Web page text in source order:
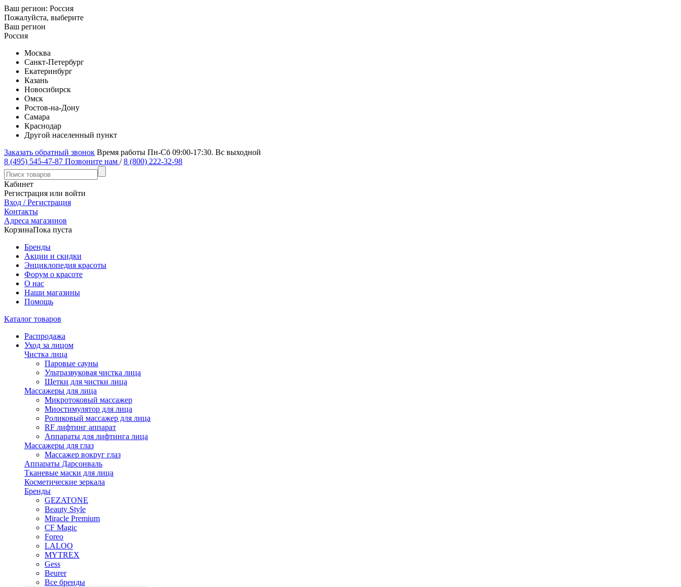
Ваш регион: Россия
Пожалуйста, выберите
Ваш регион
Россия
Москва
Санкт-Петербург
Екатеринбург
Казань
Новосибирск
Омск
Ростов-на-Дону
Самара
Краснодар
Другой населенный пункт
Заказать обратный звонок Время работы Пн-Сб 09:00-17:30. Вс выходной
8 (495) 545-47-87 Позвоните нам / 8 (800) 222-32-98
Кабинет
Регистрация или войти
Вход / Регистрация
Контакты
Адреса магазинов
КорзинаПока пуста
Бренды
Акции и скидки
Энциклопедия красоты
Форум о красоте
О нас
Наши магазины
Помощь
Каталог товаров
Распродажа
Уход за лицом
Чистка лица
Паровые сауны
Ультразвуковая чистка лица
Щетки для чистки лица
Массажеры для лица
Микротоковый массажер
Миостимулятор для лица
Роликовый массажер для лица
RF лифтинг аппарат
Аппараты для лифтинга лица
Массажеры для глаз
Массажер вокруг глаз
Аппараты Дарсонваль
Тканевые маски для лица
Косметические зеркала
Бренды
GEZATONE
Beauty Style
Miracle Premium
CF Magic
Foreo
LALOO
MYTREX
Gess
Beurer
Все бренды